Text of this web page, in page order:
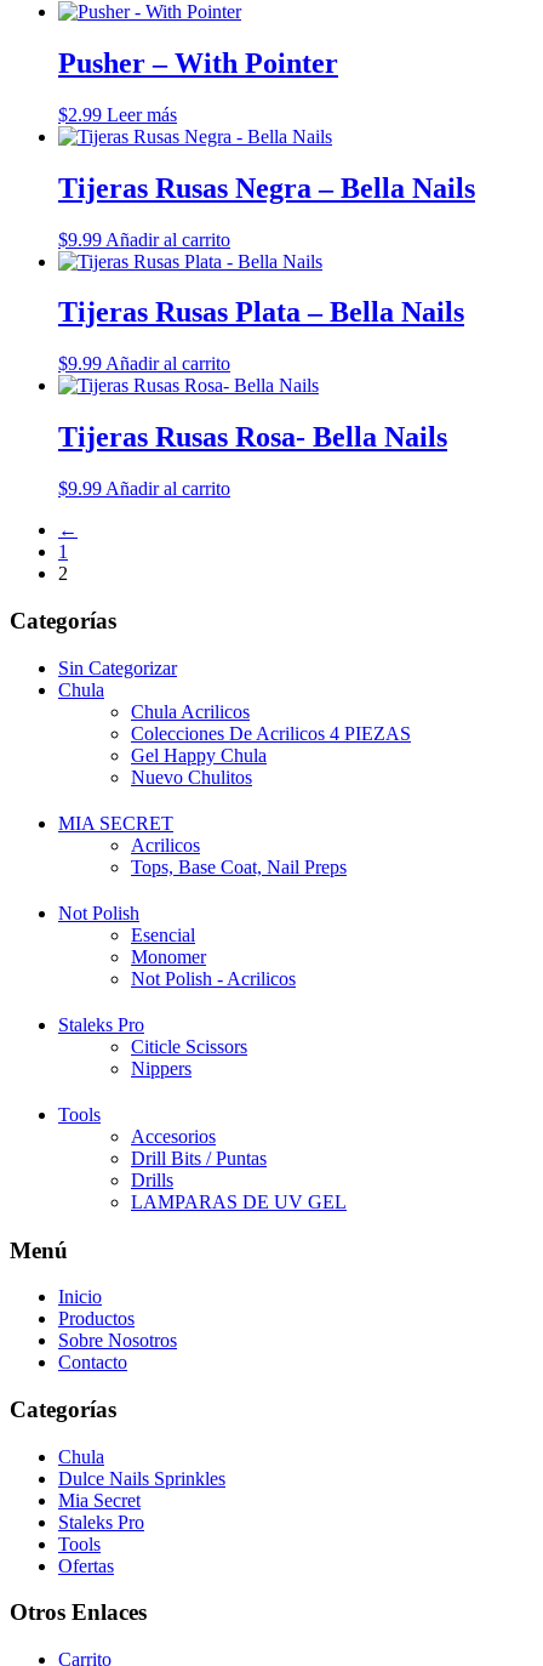
Pusher – With Pointer
$2.99 Leer más
Tijeras Rusas Negra – Bella Nails
$9.99 Añadir al carrito
Tijeras Rusas Plata – Bella Nails
$9.99 Añadir al carrito
Tijeras Rusas Rosa- Bella Nails
$9.99 Añadir al carrito
←
1
2
Categorías
Sin Categorizar
Chula
Chula Acrilicos
Colecciones De Acrilicos 4 PIEZAS
Gel Happy Chula
Nuevo Chulitos
MIA SECRET
Acrilicos
Tops, Base Coat, Nail Preps
Not Polish
Esencial
Monomer
Not Polish - Acrilicos
Staleks Pro
Citicle Scissors
Nippers
Tools
Accesorios
Drill Bits / Puntas
Drills
LAMPARAS DE UV GEL
Menú
Inicio
Productos
Sobre Nosotros
Contacto
Categorías
Chula
Dulce Nails Sprinkles
Mia Secret
Staleks Pro
Tools
Ofertas
Otros Enlaces
Carrito